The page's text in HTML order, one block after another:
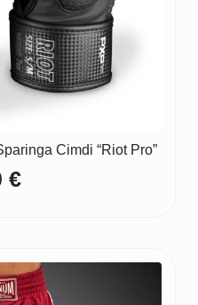
Cimdi “Riot Pro”
€